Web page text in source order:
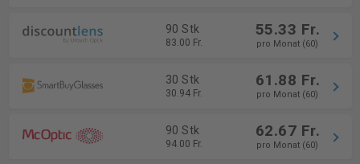
90 Stk
83.00 Fr.
55.33 Fr.
pro Monat (60)
30 Stk
30.94 Fr.
61.88 Fr.
pro Monat (60)
90 Stk
94.00 Fr.
62.67 Fr.
pro Monat (60)